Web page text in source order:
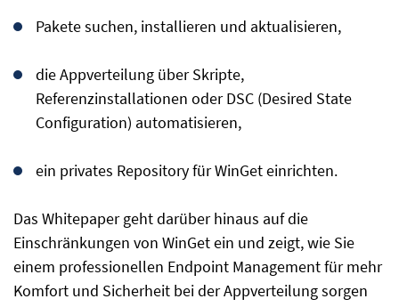
Pakete suchen, installieren und aktualisieren,
die Appverteilung über Skripte,
Referenzinstallationen oder DSC (Desired State
Configuration) automatisieren,
ein privates Repository für WinGet einrichten.
Das Whitepaper geht darüber hinaus auf die
Einschränkungen von WinGet ein und zeigt, wie Sie
einem professionellen Endpoint Management für mehr
Komfort und Sicherheit bei der Appverteilung sorgen